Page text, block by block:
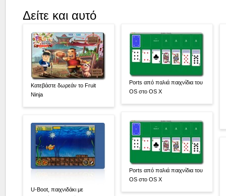
Δείτε και αυτό
Κατεβάστε δωρεάν το Fruit
Ninja
U-Boot, παιχνιδάκι με
Ports από παλιά παιχνίδια του
OS στο OS X
Ports από παλιά παιχνίδια του
OS στο OS X